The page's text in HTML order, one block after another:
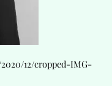
12/cropped-IMG-